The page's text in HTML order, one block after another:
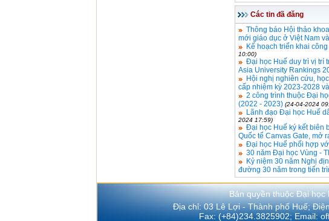
Các tin đã đăng
Thông báo Hội thảo
mới giáo dục ở Việt Nam
Kế hoạch triển khai
10:00)
Đại học Huế duy trì vị trí
Asia University Rankings
Hội nghị nghiên cứu,
cấp nhiệm kỳ 2023-2028
2 công trình thuộc Đại
(2022 - 2023) (24-04-2024
Lãnh đạo Đại học Huế
2024 17:59)
Đại học Huế ký kết biên
Quốc tế Canvas Gate, mở
Đại học Huể phối hợp
30 năm Đại học Vùng -
Kỷ niệm 30 năm Nghị
đường 30 năm trong tiến
Bản quyền thuộc Đại học
Địa chỉ: 03 Lê Lợi - Thành phố Huế;
Fax: (+84)234.3825902; Email: